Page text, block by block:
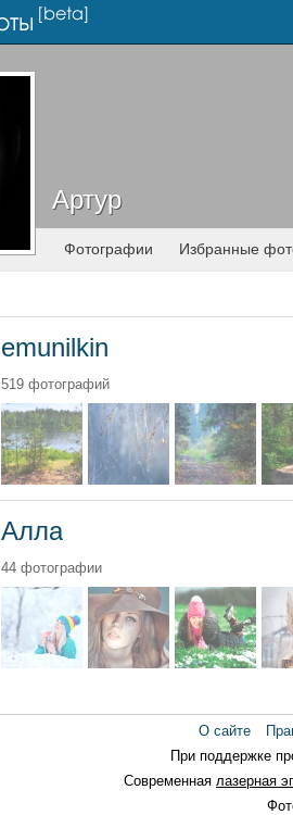
Артур
Артур
Фотографии Избранные
emunilkin
519 фотографий
Алла
44 фотографии
О сайте
При поддержке
Современная лазерная